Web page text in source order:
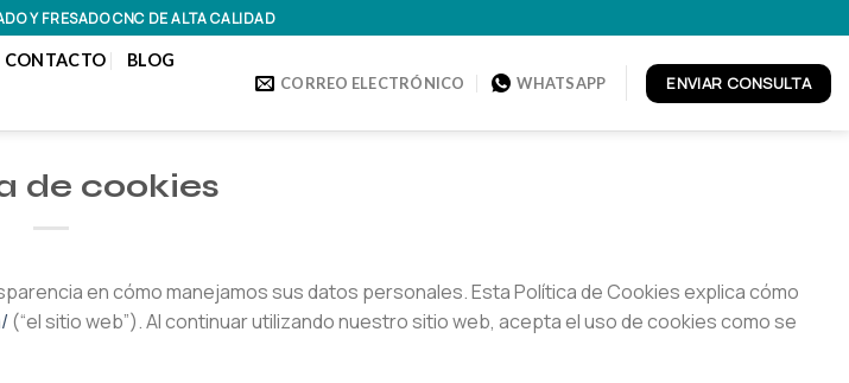
Y FRESADO CNC DE ALTA CALIDAD
CONTACTO BLOG
CORREO ELECTRÓNICO WHATSAPP ENVIAR CONSULTA
de cookies
en cómo manejamos sus datos personales. Esta Política de Cookies explica cómo
(“el sitio web”). Al continuar utilizando nuestro sitio web, acepta el uso de cookies como se